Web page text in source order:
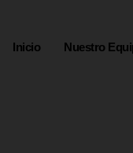
Inicio Nuestro